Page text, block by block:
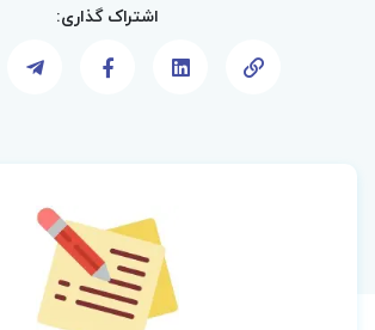
اشتراک گذاری: